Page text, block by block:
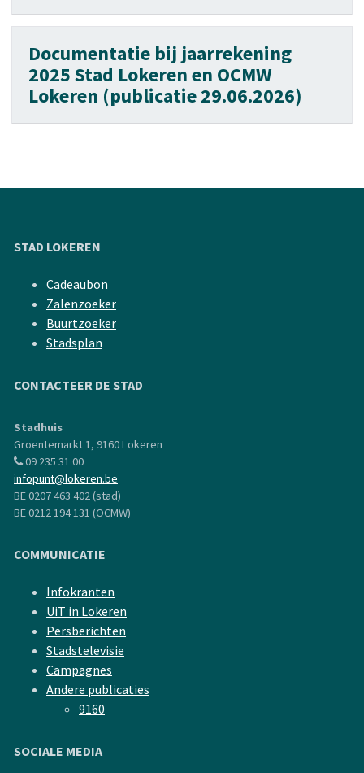
Documentatie bij jaarrekening
2025 Stad Lokeren en OCMW
Lokeren (publicatie 29.06.2026)
STAD LOKEREN
Cadeaubon
Zalenzoeker
Buurtzoeker
Stadsplan
CONTACTEER DE STAD
Stadhuis
Groentemarkt 1, 9160 Lokeren
09 235 31 00
infopunt@lokeren.be
BE 0207 463 402 (stad)
BE 0212 194 131 (OCMW)
COMMUNICATIE
Infokranten
UiT in Lokeren
Persberichten
Stadstelevisie
Campagnes
Andere publicaties
9160
SOCIALE MEDIA